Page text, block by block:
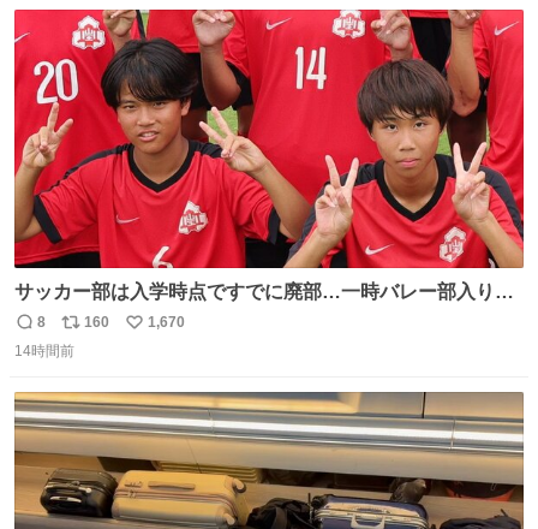
に進んで上陸した台風は過去にも3例しかない。もしも、
茨城県か福島県に上陸すれば初のケースとなる。
ト
数
数
サッカー部は入学時点ですでに廃部…一時バレー部入りも
2人で復活させた伊勢原市立中沢中の柳川&宮口、合同チー
ムで歩んだ3年間の集大成で全国へ
学校サッカー大会 #全中 #ゲキサカ
返
信
8
リ
ポ
ト
数
160
い
数
1,670
14時間前